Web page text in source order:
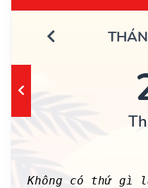
Không có thứ